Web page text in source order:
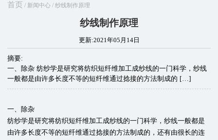
首页 / 新闻中心 / 纱线制作原理
纱线制作原理
更新:2021年05月14日
摘要:
一、除杂 纺纱学是研究将纺织短纤维加工成纱线的一门科学，纱线
一般都是由许多长度不等的短纤维通过捻接的方法制成的 […]
一、除杂
纺纱学是研究将纺织短纤维加工成纱线的一门科学，纱线一般都是
由许多长度不等的短纤维通过捻接的方法制成的，还有由很长的连